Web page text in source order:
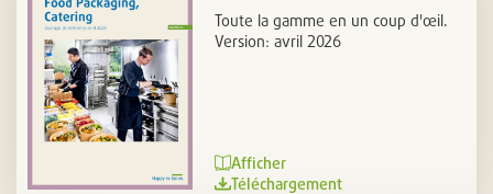
Toute la gamme en un coup d'œil.
Version: avril 2026
Afficher
Téléchargement